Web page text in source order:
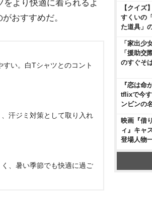
より快適に着られるよ
おすすめだ。
い。白Tシャツとのコント
汗ジミ対策として取り入れ
、暑い季節でも快適に過ご
【クイズ
すくいの
た道具」
「家出少
「援助交
のすぐそ
『恋は命
tflixで今
ンビンの
映画『借
ィ』キャ
登場人物